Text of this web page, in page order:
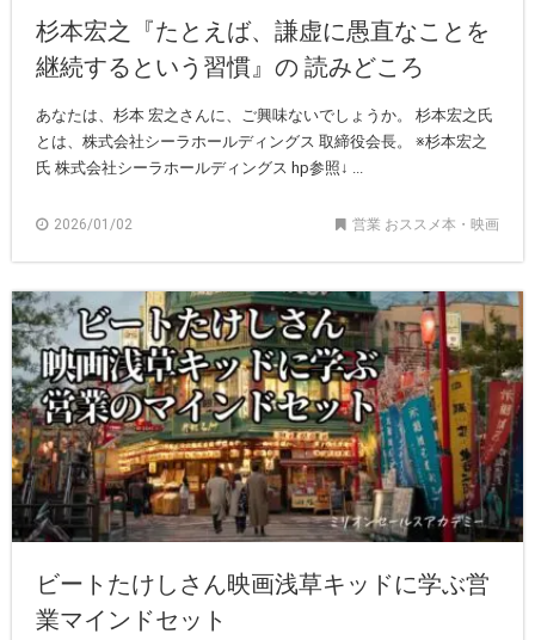
杉本宏之『たとえば、謙虚に愚直なことを
継続するという習慣』の 読みどころ
あなたは、杉本 宏之さんに、ご興味ないでしょうか。 杉本宏之氏
とは、株式会社シーラホールディングス 取締役会長。 ※杉本宏之
氏 株式会社シーラホールディングス hp参照↓ ...
2026/01/02 営業 おススメ本・映画
ビートたけしさん映画浅草キッドに学ぶ営
業マインドセット